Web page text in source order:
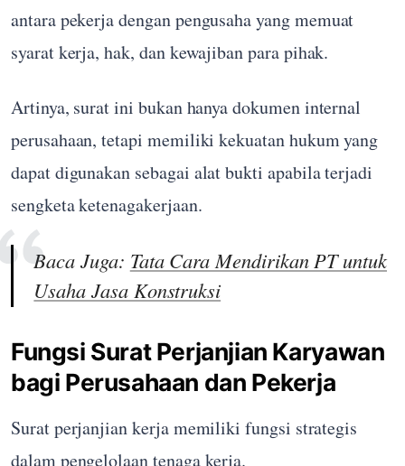
antara pekerja dengan pengusaha yang memuat
syarat kerja, hak, dan kewajiban para pihak.
Artinya, surat ini bukan hanya dokumen internal
perusahaan, tetapi memiliki kekuatan hukum yang
dapat digunakan sebagai alat bukti apabila terjadi
sengketa ketenagakerjaan.
Baca Juga: Tata Cara Mendirikan PT untuk
Usaha Jasa Konstruksi
Fungsi Surat Perjanjian Karyawan
bagi Perusahaan dan Pekerja
Surat perjanjian kerja memiliki fungsi strategis
dalam pengelolaan tenaga kerja.